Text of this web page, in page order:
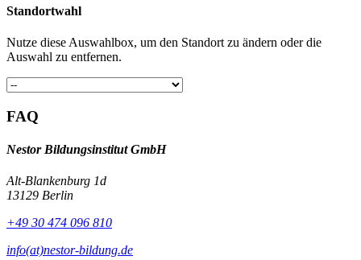
Standortwahl
Nutze diese Auswahlbox, um den Standort zu ändern oder die
Auswahl zu entfernen.
FAQ
Nestor Bildungsinstitut GmbH
Alt-Blankenburg 1d
13129 Berlin
+49 30 474 096 810
info(at)nestor-bildung.de